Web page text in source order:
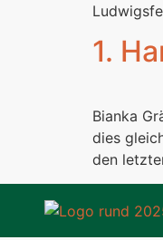
1.
Bianka
dies
den